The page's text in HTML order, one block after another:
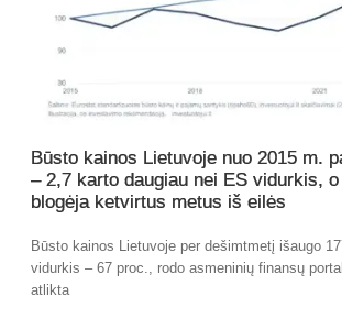
Būsto kainos Lietuvoje nuo 2015 m.
– 2,7 karto daugiau nei ES vidurkis,
blogėja ketvirtus metus iš eilės
Būsto kainos Lietuvoje per dešimtmetį išaugo
vidurkis – 67 proc., rodo asmeninių finansų
atlikta